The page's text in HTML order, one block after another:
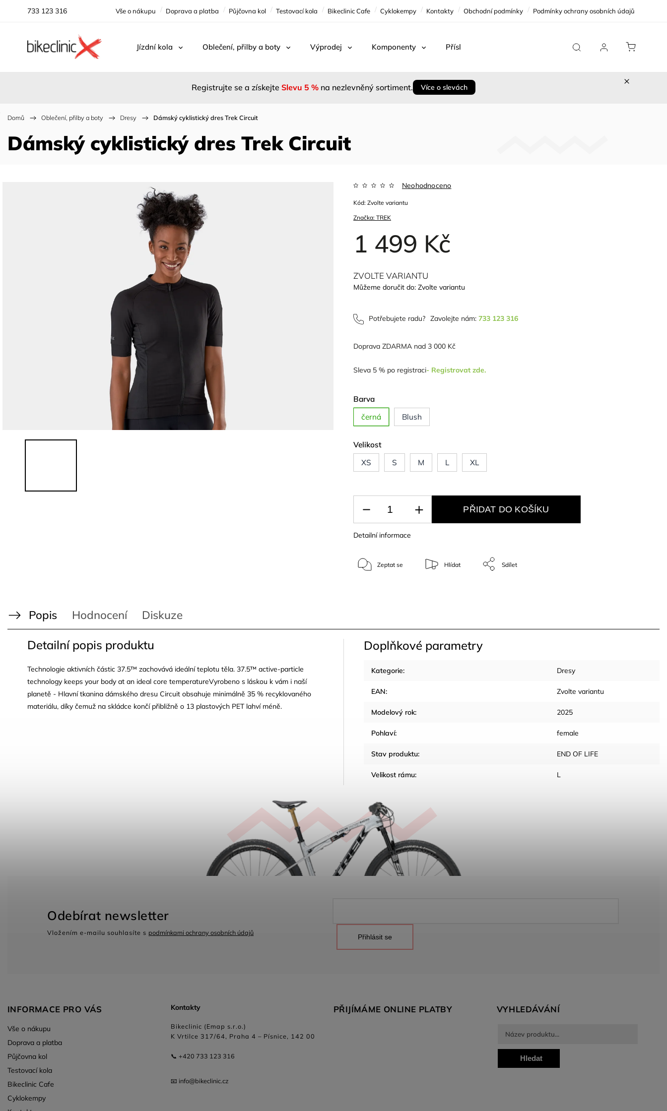
733 123 316 Vše o nákupu Doprava a platba Půjčovna kol Testovací kola Bikeclinic Cafe Cyklokempy Kontakty Obchodní podmínky Podmínky ochrany osobních údajů
Jízdní kola Oblečení, přilby a boty Výprodej Komponenty Příslušenství Cykloservis
Registrujte se a získejte Slevu 5 % na nezlevněný sortiment. Více o slevách
Domů / Oblečení, přilby a boty / Dresy / Dámský cyklistický dres Trek Circuit
Dámský cyklistický dres Trek Circuit
Značka:TREK
Neohodnoceno
1 499 Kč
Kód: Zvolte variantu
Potřebujete radu? Zavolejte nám:733 123 316
Doprava ZDARMA nad 3 000 Kč
Sleva 5 % po registraci- Registrovat zde.
Barva
černá
Blush
Velikost
XS
S M L XL
ZVOLTE VARIANTU
Můžeme doručit do: Zvolte variantu
PŘIDAT DO KOŠÍKU
Detailní informace
Zeptat se Hlídat Sdílet
Popis Hodnocení Diskuze
Detailní popis produktu
Technologie aktivních částic 37.5™ zachovává ideální teplotu těla. 37.5™ active-particle
technology keeps your body at an ideal core temperatureVyrobeno s láskou k vám i naší
planetě - Hlavní tkanina dámského dresu Circuit obsahuje minimálně 35 % recyklovaného
materiálu, díky čemuž na skládce končí přibližně o 13 plastových PET lahví méně.
Doplňkové parametry
Kategorie: Dresy
EAN: Zvolte variantu
Modelový rok: 2025
Pohlaví: female
Stav produktu: END OF LIFE
Velikost rámu: L
INFORMACE PRO VÁS
Vše o nákupu
Doprava a platba
Půjčovna kol
Testovací kola
Bikeclinic Cafe
Cyklokempy
Kontakty
Bikeclinic (Emap s.r.o.)
K Vrtilce 317/64, Praha 4 – Písnice, 142 00
📞 +420 733 123 316
📧 info@bikeclinic.cz
Odebírat newsletter
Vložením e-mailu souhlasíte s podmínkami ochrany osobních údajů
Přihlásit se
PŘIJÍMÁME ONLINE PLATBY VYHLEDÁVÁNÍ
Hledat